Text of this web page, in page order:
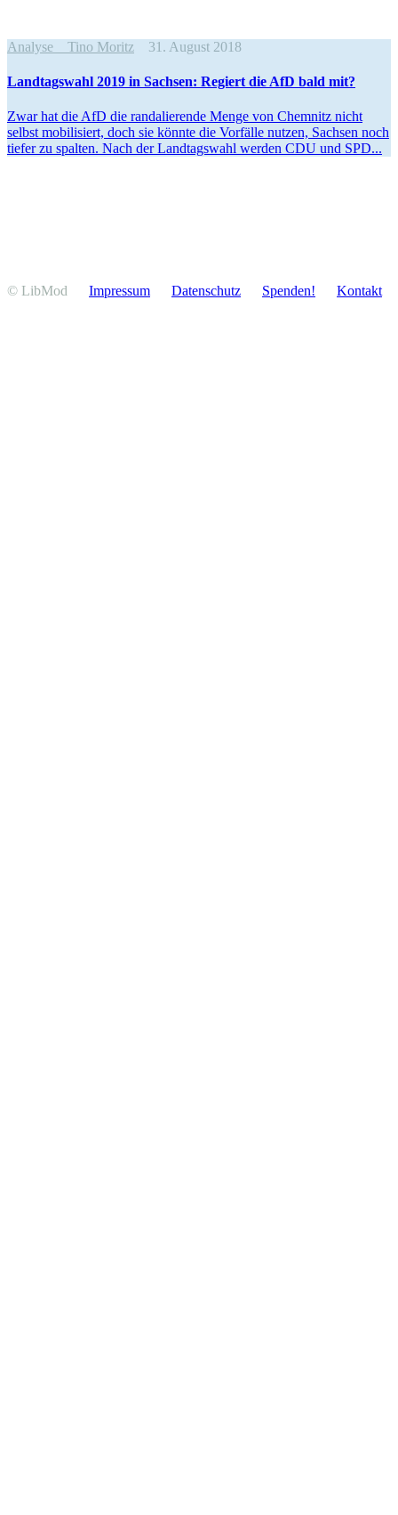
Analyse Tino Moritz 31. August 2018
Landtagswahl 2019 in Sachsen: Regiert die AfD bald mit?
Zwar hat die AfD die randa­lie­rende Menge von Chemnitz nicht
selbst mobili­siert, doch sie könnte die Vorfälle nutzen, Sachsen noch
tiefer zu spalten. Nach der Landtagswahl werden CDU und SPD...
© LibMod Impressum Daten­schutz Spenden! Kontakt